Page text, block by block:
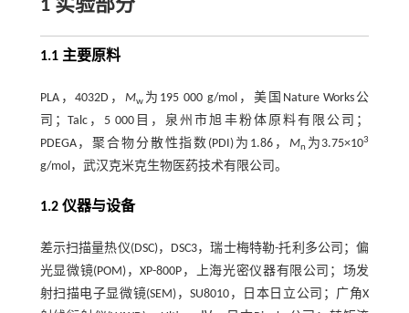
1 实验部分
1.1 主要原料
PLA，4032D，Mw 为195 000 g/mol，美国Nature Works公
司；Talc，5 000目，泉州市旭丰粉体原料有限公司；
PDEGA，聚合物分散性指数(PDI)为1.86， Mn 为3.75×103
g/mol，武汉克米克生物医药技术有限公司。
1.2 仪器与设备
差示扫描量热仪(DSC)，DSC3，瑞士梅特勒-托利多公司；偏
光显微镜(POM)，XP-800P，上海光密仪器有限公司；场发
射扫描电子显微镜(SEM)，SU8010，日本日立公司；广角X